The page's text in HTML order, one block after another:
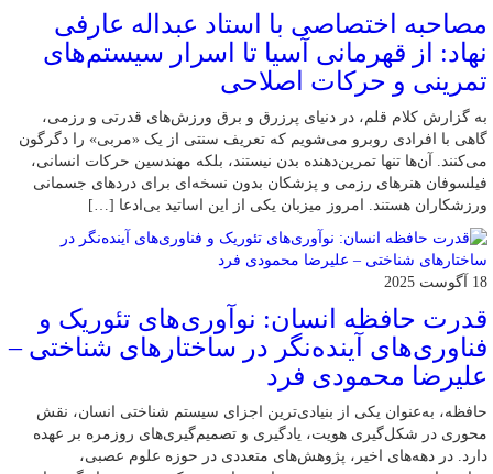
مصاحبه اختصاصی با استاد عبداله عارفی
نهاد: از قهرمانی آسیا تا اسرار سیستم‌های
تمرینی و حرکات اصلاحی
به گزارش کلام قلم، در دنیای پرزرق و برق ورزش‌های قدرتی و رزمی،
گاهی با افرادی روبرو می‌شویم که تعریف سنتی از یک «مربی» را دگرگون
می‌کنند. آن‌ها تنها تمرین‌دهنده بدن نیستند، بلکه مهندسین حرکات انسانی،
فیلسوفان هنرهای رزمی و پزشکان بدون نسخه‌ای برای دردهای جسمانی
ورزشکاران هستند. امروز میزبان یکی از این اساتید بی‌ادعا […]
18 آگوست 2025
قدرت حافظه انسان: نوآوری‌های تئوریک و
فناوری‌های آینده‌نگر در ساختارهای شناختی –
علیرضا محمودی فرد
حافظه، به‌عنوان یکی از بنیادی‌ترین اجزای سیستم شناختی انسان، نقش
محوری در شکل‌گیری هویت، یادگیری و تصمیم‌گیری‌های روزمره بر عهده
دارد. در دهه‌های اخیر، پژوهش‌های متعددی در حوزه علوم عصبی،